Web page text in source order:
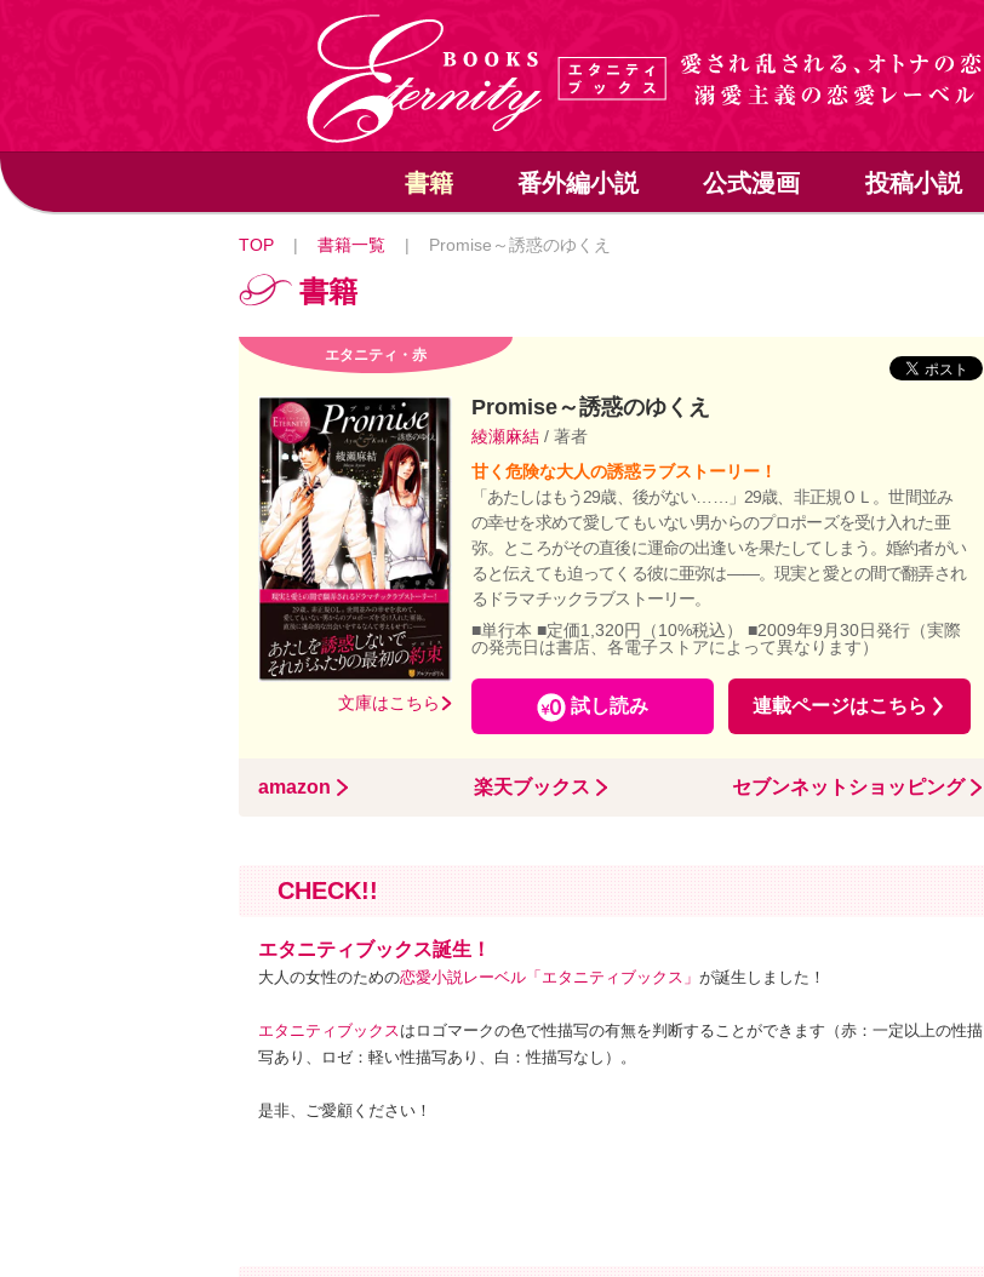
書籍 番外編小説 公式漫画 投稿小説
TOP | 書籍一覧 | Promise～誘惑のゆくえ
書籍
エタニティ・赤
文庫はこちら
Promise～誘惑のゆくえ
綾瀬麻結 / 著者
甘く危険な大人の誘惑ラブストーリー！
「あたしはもう29歳、後がない……」29歳、非正規ＯＬ。世間並み
の幸せを求めて愛してもいない男からのプロポーズを受け入れた亜
弥。ところがその直後に運命の出逢いを果たしてしまう。婚約者がい
ると伝えても迫ってくる彼に亜弥は――。現実と愛との間で翻弄され
るドラマチックラブストーリー。
■単行本 ■定価1,320円（10%税込） ■2009年9月30日発行（実際
の発売日は書店、各電子ストアによって異なります）
試し読み 連載ページはこちら
amazon 楽天ブックス セブンネットショッピング
CHECK!!
エタニティブックス誕生！
大人の女性のための恋愛小説レーベル「エタニティブックス」 が誕生しました！
エタニティブックスはロゴマークの色で性描写の有無を判断することができます（赤：一定以上の性描
写あり、ロゼ：軽い性描写あり、白：性描写なし）。
是非、ご愛顧ください！